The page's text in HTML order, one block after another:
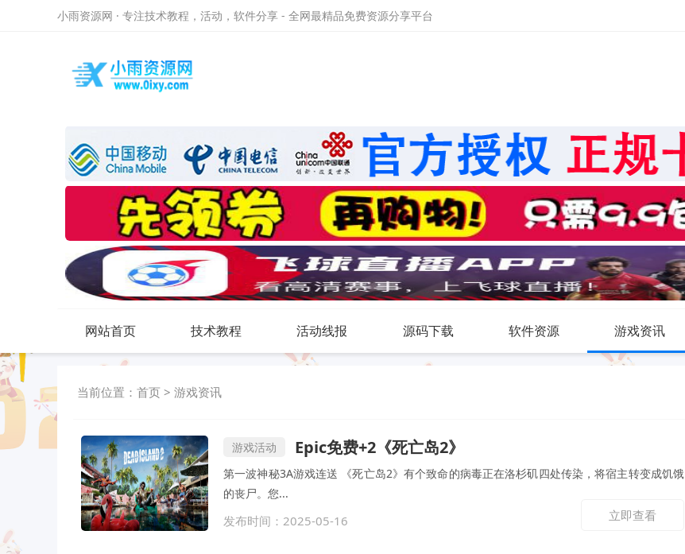
小雨资源网 · 专注技术教程，活动，软件分享 - 全网最精品免费资源分享平台
网站首页 技术教程 活动线报 源码下载 软件资源 游戏资讯
当前位置： 首页 > 游戏资讯
游戏活动 Epic免费+2《死亡岛2》
第一波神秘3A游戏连送 《死亡岛2》有个致命的病毒正在洛杉矶四处传染，将宿主转变成饥饿
的丧尸。您...
发布时间：2025-05-16 立即查看